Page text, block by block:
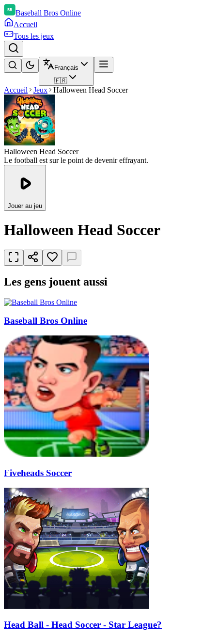
Baseball Bros Online
Accueil
Tous les jeux
Français
🇫🇷
Accueil Jeux Halloween Head Soccer
Halloween Head Soccer
Le football est sur le point de devenir effrayant.
Jouer au jeu
Halloween Head Soccer
Les gens jouent aussi
Baseball Bros Online
Fiveheads Soccer
Head Ball - Head Soccer - Star League?